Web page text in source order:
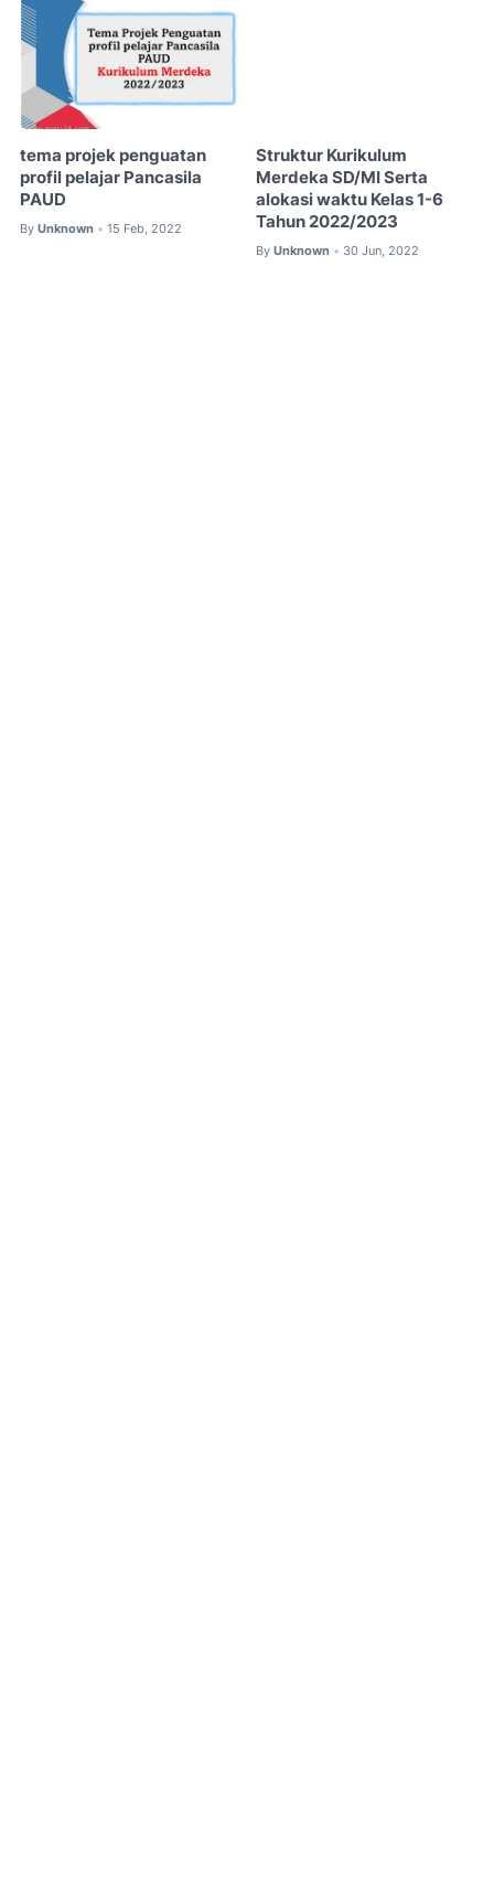
tema projek penguatan
profil pelajar Pancasila
PAUD
By Unknown • 15 Feb, 2022
Struktur Kurikulum
Merdeka SD/MI Serta
alokasi waktu Kelas 1-6
Tahun 2022/2023
By Unknown • 30 Jun, 2022